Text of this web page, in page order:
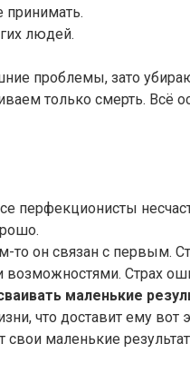
принимать.
людей.
проблемы, зато
только смерть. Всё
перфекционисты
то он связан с первым.
Страх
маленькие
что доставит ему
свои маленькие